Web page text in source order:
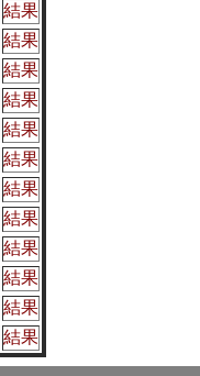
結果
結果
結果
結果
結果
結果
結果
結果
結果
結果
結果
結果